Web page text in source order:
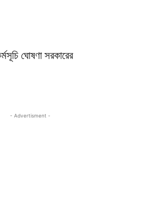
ঘোষণা সরকারের
- Advertisment -